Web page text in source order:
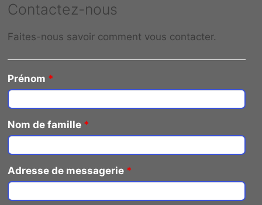
Contactez-nous
Faites-nous savoir comment vous contacter.
Prénom *
Nom de famille *
Adresse de messagerie *